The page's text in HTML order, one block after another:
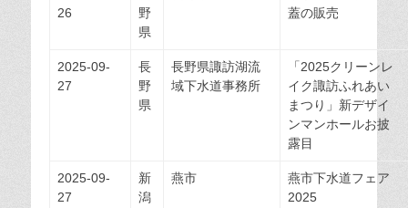
26
野
県
蓋の販売
2025-09-
27
長
野
県
長野県諏訪湖流
域下水道事務所
「2025クリーンレ
イク諏訪ふれあい
まつり」新デザイ
ンマンホールお披
露目
2025-09-
27
新
潟
燕市
燕市下水道フェア
2025